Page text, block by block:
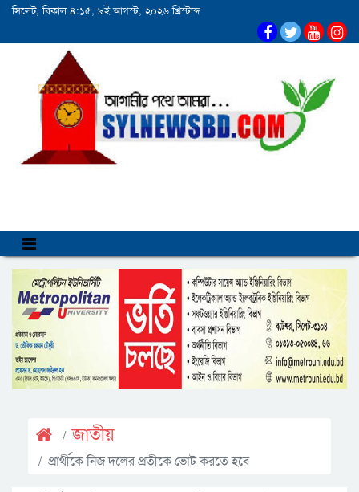
সিলেট, বিকাল ৪:১৫, ৯ই আগস্ট, ২০২৬ খ্রিস্টাব্দ
জাতীয়
প্রার্থীকে নিজ দলের প্রতীকে ভোট করতে হবে